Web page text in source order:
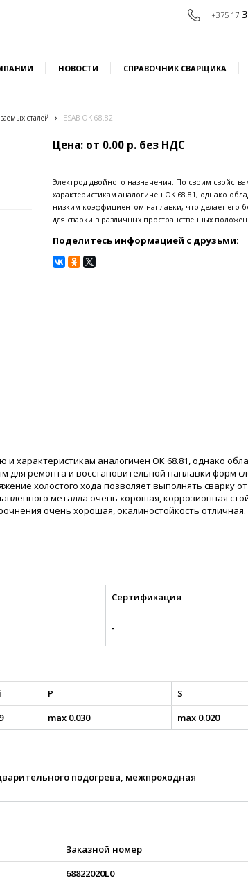
+375 17
НОВОСТИ СПРАВОЧНИК СВАРЩИКА
сталей ESAB OK 68.82
Цена: от 0.00 р. без НДС
Электрод двойного назначения. По своим
характеристикам аналогичен ОК 68.81, однако
низким коэффициентом наплавки, что делает его
для сварки в различных пространственных
Поделитесь информацией с друзьми:
характеристикам аналогичен ОК 68.81, однако
для ремонта и восстановительной наплавки форм
холостого хода позволяет выполнять сварку
металла очень хорошая, коррозионная
очень хорошая, окалиностойкость отличная.
Сертификация
-
P
S
max 0.030 max 0.020
подогрева, межпроходная
Заказной номер
68822020L0